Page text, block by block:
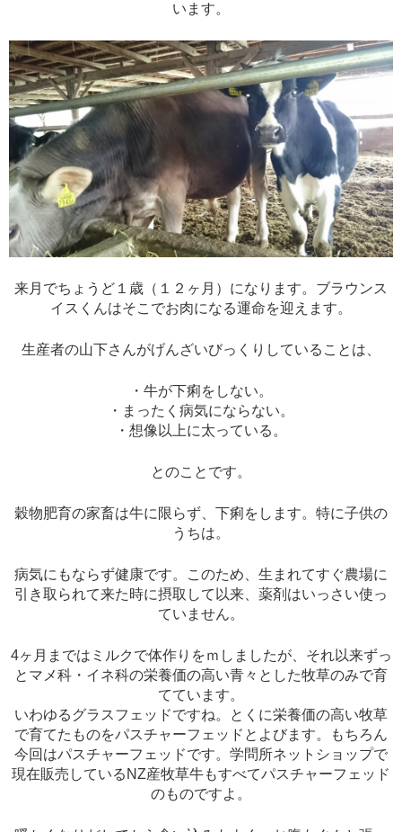
います。
来月でちょうど１歳（１２ヶ月）になります。ブラウンス
イスくんはそこでお肉になる運命を迎えます。
生産者の山下さんがげんざいびっくりしていることは、
・牛が下痢をしない。
・まったく病気にならない。
・想像以上に太っている。
とのことです。
穀物肥育の家畜は牛に限らず、下痢をします。特に子供の
うちは。
病気にもならず健康です。このため、生まれてすぐ農場に
引き取られて来た時に摂取して以来、薬剤はいっさい使っ
ていません。
4ヶ月まではミルクで体作りをｍしましたが、それ以来ずっ
とマメ科・イネ科の栄養価の高い青々とした牧草のみで育
てています。
いわゆるグラスフェッドですね。とくに栄養価の高い牧草
で育てたものをパスチャーフェッドとよびます。もちろん
今回はパスチャーフェッドです。学問所ネットショップで
現在販売しているNZ産牧草牛もすべてパスチャーフェッド
のものですよ。